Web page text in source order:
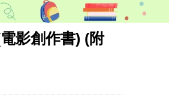
影創作書) (附